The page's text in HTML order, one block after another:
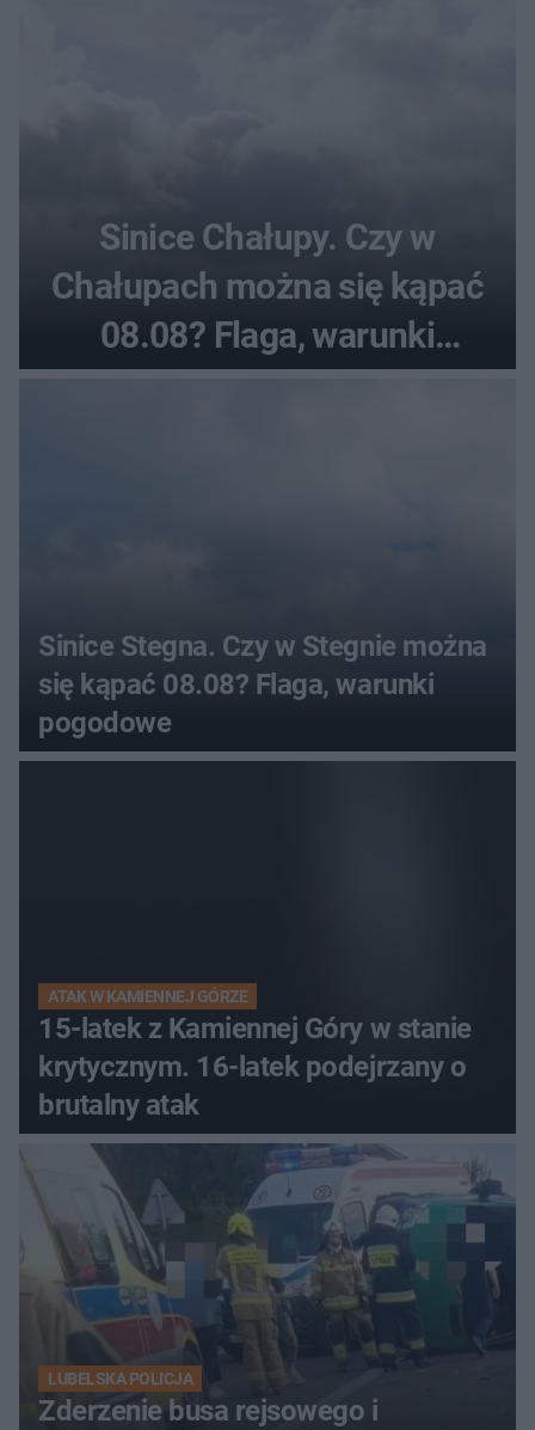
Sinice Chałupy. Czy w
Chałupach można się kąpać
08.08? Flaga, warunki
Sinice Stegna. Czy w Stegnie można
się kąpać 08.08? Flaga, warunki
pogodowe
ATAK W KAMIENNEJ GÓRZE
15-latek z Kamiennej Góry w stanie
krytycznym. 16-latek podejrzany o
brutalny atak
LUBELSKA POLICJA
Zderzenie busa rejsowego i